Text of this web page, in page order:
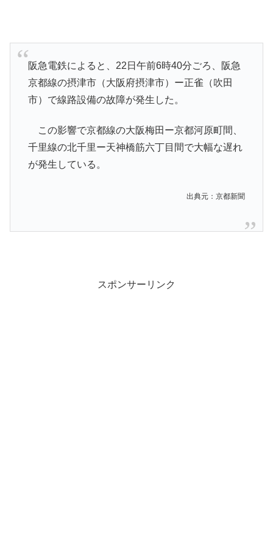
阪急電鉄によると、22日午前6時40分ごろ、阪急
京都線の摂津市（大阪府摂津市）ー正雀（吹田
市）で線路設備の故障が発生した。
この影響で京都線の大阪梅田ー京都河原町間、
千里線の北千里ー天神橋筋六丁目間で大幅な遅れ
が発生している。
出典元：京都新聞
スポンサーリンク